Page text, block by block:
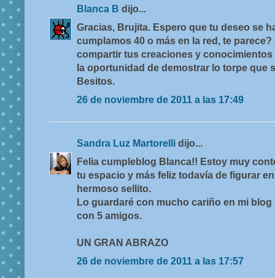
Blanca B dijo...
Gracias, Brujita. Espero que tu deseo se
cumplamos 40 o más en la red, te
compartir tus creaciones y conocimientos
la oportunidad de demostrar lo torpe que
Besitos.
26 de noviembre de 2011 a las 17:49
Sandra Luz Martorelli dijo...
Felia cumpleblog Blanca!! Estoy muy
tu espacio y más feliz todavía de figurar
hermoso sellito.
Lo guardaré con mucho cariño en mi
con 5 amigos.
UN GRAN ABRAZO
26 de noviembre de 2011 a las 17:57